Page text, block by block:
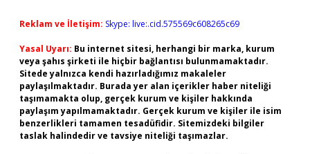
Reklam ve İletişim: Skype: live:.cid.575569c608265c69
Yasal Uyarı: Bu internet sitesi, herhangi bir marka, kurum
veya şahıs şirketi ile hiçbir bağlantısı bulunmamaktadır.
Sitede yalnızca kendi hazırladığımız makaleler
paylaşılmaktadır. Burada yer alan içerikler haber niteliği
taşımamakta olup, gerçek kurum ve kişiler hakkında
paylaşım yapılmamaktadır. Gerçek kurum ve kişiler ile isim
benzerlikleri tamamen tesadüfidir. Sitemizdeki bilgiler
taslak halindedir ve tavsiye niteliği taşımazlar.